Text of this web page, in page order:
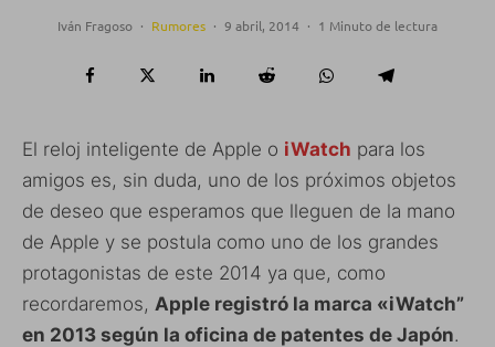
Iván Fragoso · Rumores · 9 abril, 2014 · 1 Minuto de lectura
El reloj inteligente de Apple o iWatch para los
amigos es, sin duda, uno de los próximos objetos
de deseo que esperamos que lleguen de la mano
de Apple y se postula como uno de los grandes
protagonistas de este 2014 ya que, como
recordaremos, Apple registró la marca «iWatch”
en 2013 según la oficina de patentes de Japón.